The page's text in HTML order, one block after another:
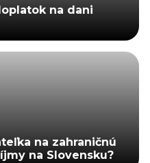
na dani
na zahraničnú
na Slovensku?